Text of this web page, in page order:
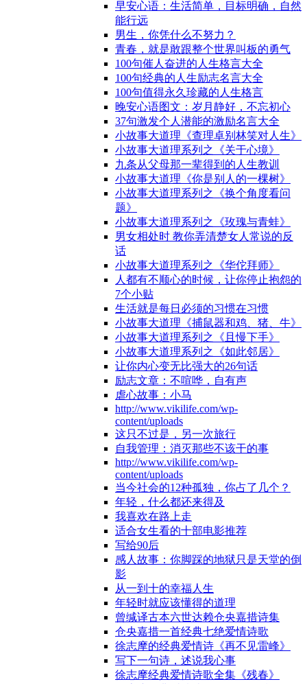
早安心语：生活简单，目标明确，自然
能行远
男生，你凭什么不努力？
青春，就是敢跟整个世界叫板的勇气
100句催人奋进的人生格言大全
100句经典的人生励志名言大全
100句值得永久珍藏的人生格言
晚安心语图文：岁月静好，不忘初心
37句激发个人潜能的激励名言大全
小故事大道理《查理卓别林笑对人生》
小故事大道理系列之《关于心境》
九条从父母那一辈得到的人生教训
小故事大道理《你是别人的一棵树》
小故事大道理系列之《换个角度看问
题》
小故事大道理系列之《玫瑰与青蛙》
男女相处时 教你弄清楚女人常说的反
话
小故事大道理系列之《华佗拜师》
人都有不顺心的时候，让你停止抱怨的
7个小贴
生活就是每日必须的习惯在习惯
小故事大道理《捕鼠器和鸡、猪、牛》
小故事大道理系列之《且慢下手》
小故事大道理系列之《如此邻居》
让你内心变无比强大的26句话
励志文章：不喧哗，自有声
虐心故事：小马
http://www.vikilife.com/wp-
content/uploads
这只不过是，另一次旅行
自我管理：消灭那些不该干的事
http://www.vikilife.com/wp-
content/uploads
当今社会的12种孤独，你占了几个？
年轻，什么都还来得及
我喜欢在路上走
适合女生看的十部电影推荐
写给90后
感人故事：你脚踩的地狱只是天堂的倒
影
从一到十的幸福人生
年轻时就应该懂得的道理
曾缄译古本六世达赖仓央嘉措诗集
仓央嘉措一首经典七绝爱情诗歌
徐志摩的经典爱情诗《再不见雷峰》
写下一句诗，述说我心事
徐志摩经典爱情诗歌全集《残春》